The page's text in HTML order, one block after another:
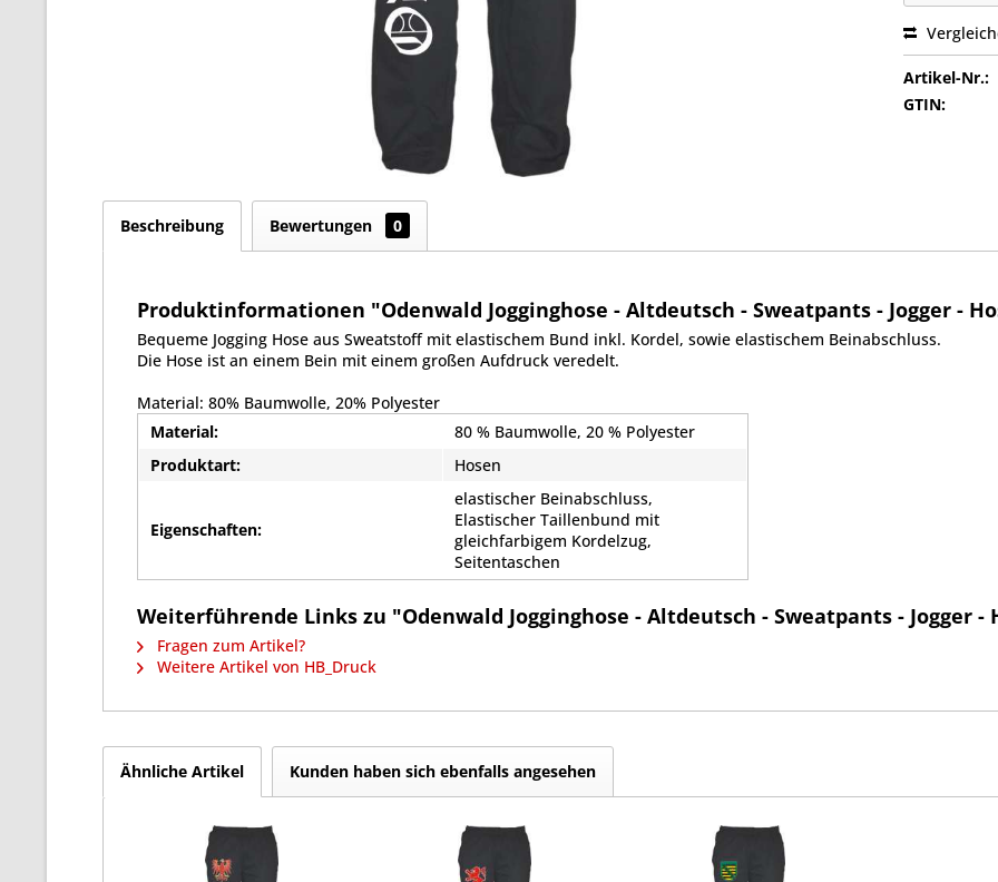
Artikel-Nr.:
GTIN:
Beschreibung Bewertungen 0
Produktinformationen "Odenwald Jogginghose - Altdeutsch - Sweatpants - Jogger -
Bequeme Jogging Hose aus Sweatstoff mit elastischem Bund inkl. Kordel, sowie elastischem Beinabschluss.
Die Hose ist an einem Bein mit einem großen Aufdruck veredelt.
Material: 80% Baumwolle, 20% Polyester
Material:
80 % Baumwolle, 20 % Polyester
Produktart:
Hosen
Eigenschaften:
elastischer Beinabschluss,
Elastischer Taillenbund mit
gleichfarbigem Kordelzug,
Seitentaschen
Weiterführende Links zu "Odenwald Jogginghose - Altdeutsch - Sweatpants - Jogger -
Fragen zum Artikel?
Weitere Artikel von HB_Druck
Ähnliche Artikel Kunden haben sich ebenfalls angesehen